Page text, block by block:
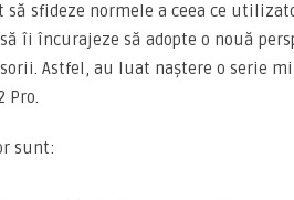
să sfideze normele a ceea ce
îi încurajeze să adopte o nouă
Astfel, au luat naștere o serie
Pro.
sunt: